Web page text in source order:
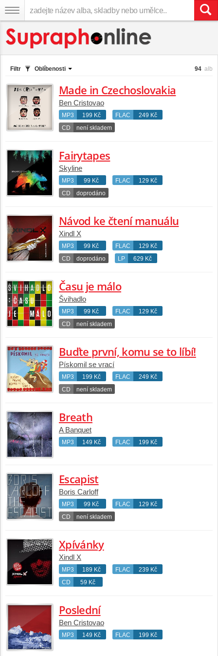
Filtr Oblíbenosti 94 alb
Made in Czechoslovakia
Ben Cristovao
MP3 199 Kč FLAC
249 Kč
CD
není skladem
Fairytapes
Skyline
MP3 99 Kč FLAC
129 Kč
CD
doprodáno
Návod ke čtení manuálu
Xindl X
MP3 99 Kč FLAC
129 Kč
CD
doprodáno LP 629 Kč
Času je málo
Švihadlo
MP3 99 Kč FLAC
129 Kč
CD
není skladem
Buďte první, komu se to líbí!
Pískomil se vrací
MP3 199 Kč FLAC
249 Kč
CD
není skladem
Breath
A Banquet
MP3 149 Kč FLAC 199 Kč
Escapist
Boris Carloff
MP3 99 Kč FLAC
129 Kč
CD
není skladem
Xpívánky
Xindl X
MP3 189 Kč FLAC
239 Kč
CD
59 Kč
Poslední
Ben Cristovao
MP3 149 Kč FLAC 199 Kč